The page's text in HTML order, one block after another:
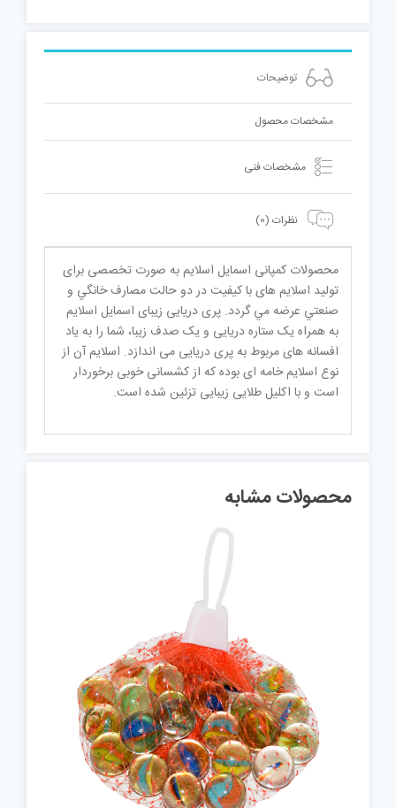
توضیحات
مشخصات محصول
مشخصات فنی
نظرات (0)
محصولات کمپانی اسمایل اسلایم به صورت تخصصی برای
تولید اسلایم های با کیفیت در دو حالت مصارف خانگي و
صنعتي عرضه مي گردد. پری دریایی زیبای اسمایل اسلایم
به همراه یک ستاره دریایی و یک صدف زیبا، شما را به یاد
افسانه های مربوط به پری دریایی می اندازد. اسلایم آن از
نوع اسلایم خامه ای بوده که از کشسانی خوبی برخوردار
است و با اکلیل طلایی زیبایی تزئین شده است.
محصولات مشابه